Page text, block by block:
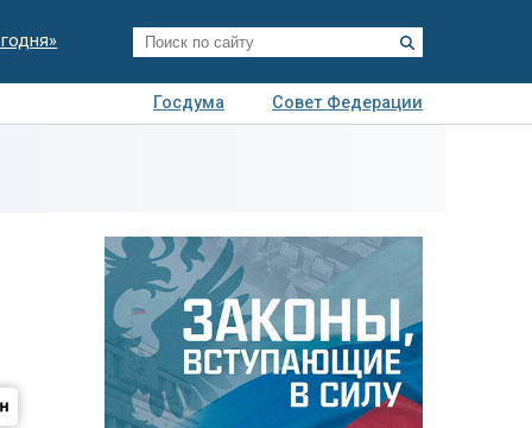
Госдума
Совет Федерации